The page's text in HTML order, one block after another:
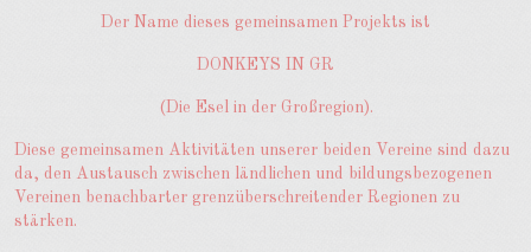
Der Name dieses gemeinsamen Projekts ist
DONKEYS IN GR
(Die Esel in der Großregion).
Diese gemeinsamen Aktivitäten unserer beiden Vereine sind dazu
da, den Austausch zwischen ländlichen und bildungsbezogenen
Vereinen benachbarter grenzüberschreitender Regionen zu
stärken.